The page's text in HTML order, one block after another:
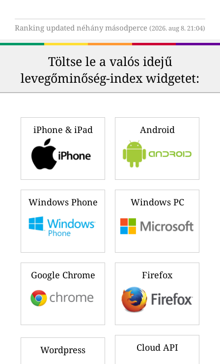
Ranking updated néhány másodperce (2026. aug 8. 21:04)
Töltse le a valós idejű
levegőminőség-index widgetet:
iPhone & iPad Android
Windows Phone Windows PC
Google Chrome Firefox
Wordpress Cloud API